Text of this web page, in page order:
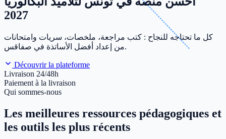
2027
كل ما تحتاجه للنجاح : كتب مراجعة، ملخصات، سريات وامتحانات
من إعداد أفضل الأساتذة في صفاقس.
Découvrir la plateforme
Livraison 24/48h
Paiement à la livraison
Qui sommes-nous
Les meilleures ressources pédagogiques et
les outils les plus récents